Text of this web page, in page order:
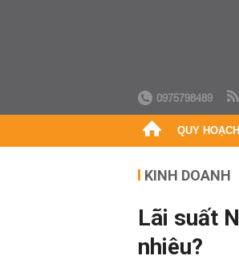
0975798489
QUY HOẠCH
KINH DOANH
Lãi suất
nhiêu?